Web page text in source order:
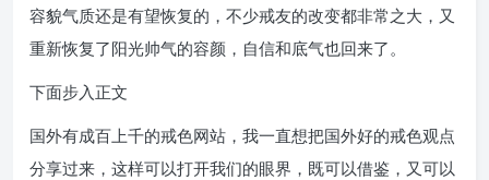
容貌气质还是有望恢复的，不少戒友的改变都非常之大，又
重新恢复了阳光帅气的容颜，自信和底气也回来了。
下面步入正文
国外有成百上千的戒色网站，我一直想把国外好的戒色观点
分享过来，这样可以打开我们的眼界，既可以借鉴，又可以